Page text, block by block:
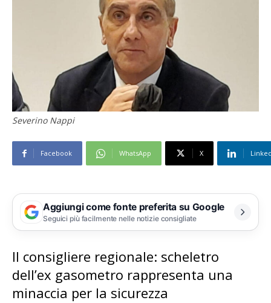
Severino Nappi
Facebook WhatsApp X
Aggiungi come fonte preferita su Google
Seguici più facilmente nelle notizie consigliate
Il consigliere regionale: scheletro
dell’ex gasometro rappresenta una
minaccia per la sicurezza